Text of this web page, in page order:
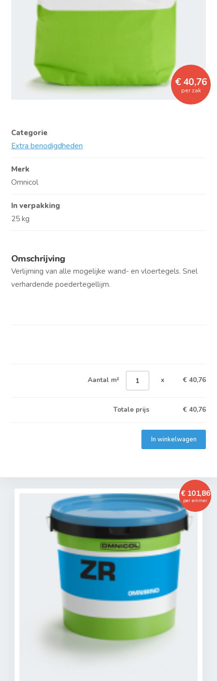
€ 40,76
per zak
Categorie
Extra benodigdheden
Merk
Omnicol
In verpakking
25 kg
Omschrijving
Verlijming van alle mogelijke wand- en vloertegels. Snel
verhardende poedertegellijm.
Aantal m² x € 40,76
Totale prijs €40,76
In winkelwagen
€ 101,86
per emmer